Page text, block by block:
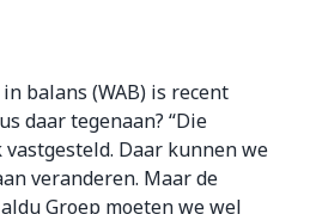
balans (WAB) is recent
daar tegenaan? “Die
Daar kunnen we
veranderen. Maar de
Groep moeten we wel